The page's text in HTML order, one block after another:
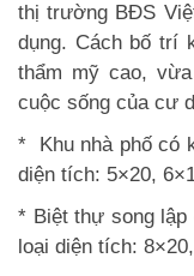
thị trường BĐS
dụng. Cách bố trí
thẩm mỹ cao,
cuộc sống của cư
* Khu nhà phố có
diện tích: 5×20,
* Biệt thự song
loại diện tích: